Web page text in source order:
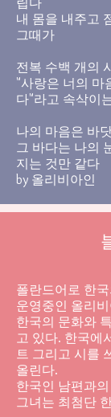
내 몸을 내주고
그때가
전복 수백 개의
"사랑은 너의 마
다"라고 속삭이
나의 마음은 바
그 바다는 나의
지는 것만 같다
by 올리비아인
폴란드어로 한
운영중인 올리
한국의 문화와
고 있다. 한국에
트 그리고 시를
올린다.
한국인 남편과
그녀는 최첨단